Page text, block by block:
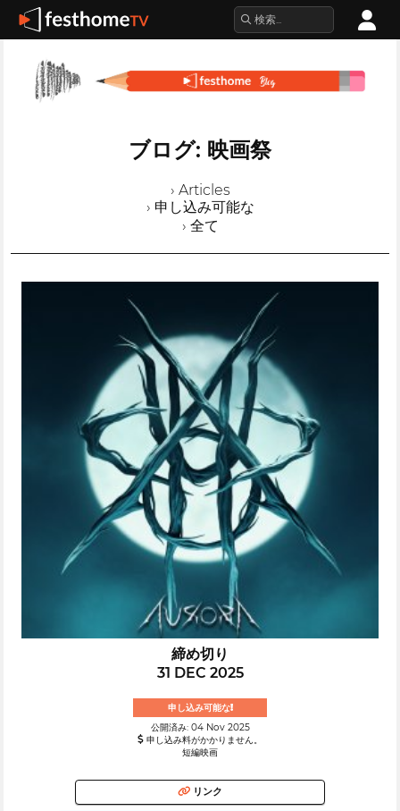
ブログ: 映画祭
› Articles
› 申し込み可能な
› 全て
締め切り
31 DEC 2025
申し込み可能な!
公開済み: 04 Nov 2025
申し込み料がかかりません。
短編映画
リンク